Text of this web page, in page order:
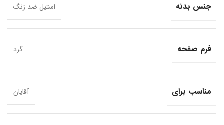
جنس بدنه استیل ضد زنگ
فرم صفحه گرد
مناسب برای آقایان